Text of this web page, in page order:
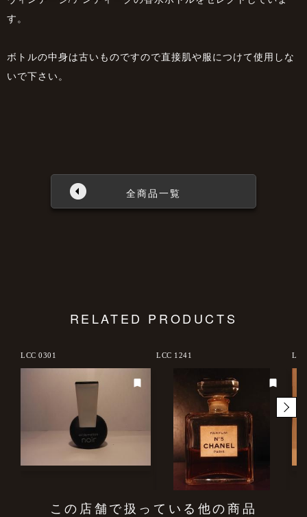
す。
ボトルの中身は古いものですので直接肌や服につけて使用しな
いで下さい。
全商品一覧
RELATED PRODUCTS
LCC 0301 LCC 1241
この店舗で扱っている他の商品